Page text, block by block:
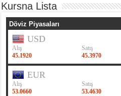
Kursna Lista